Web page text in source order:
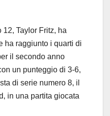
12, Taylor Fritz, ha
ha raggiunto i quarti di
il secondo anno
un punteggio di 3-6,
di serie numero 8, il
in una partita giocata